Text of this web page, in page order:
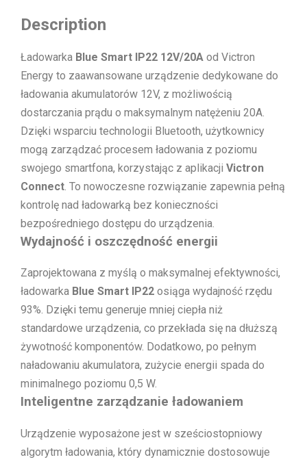
Description
Ładowarka Blue Smart IP22 12V/20A od Victron
Energy to zaawansowane urządzenie dedykowane do
ładowania akumulatorów 12V, z możliwością
dostarczania prądu o maksymalnym natężeniu 20A.
Dzięki wsparciu technologii Bluetooth, użytkownicy
mogą zarządzać procesem ładowania z poziomu
swojego smartfona, korzystając z aplikacji Victron
Connect . To nowoczesne rozwiązanie zapewnia pełną
kontrolę nad ładowarką bez konieczności
bezpośredniego dostępu do urządzenia.
Wydajność i oszczędność energii
Zaprojektowana z myślą o maksymalnej efektywności,
ładowarka Blue Smart IP22 osiąga wydajność rzędu
93%. Dzięki temu generuje mniej ciepła niż
standardowe urządzenia, co przekłada się na dłuższą
żywotność komponentów. Dodatkowo, po pełnym
naładowaniu akumulatora, zużycie energii spada do
minimalnego poziomu 0,5 W.
Inteligentne zarządzanie ładowaniem
Urządzenie wyposażone jest w sześciostopniowy
algorytm ładowania, który dynamicznie dostosowuje